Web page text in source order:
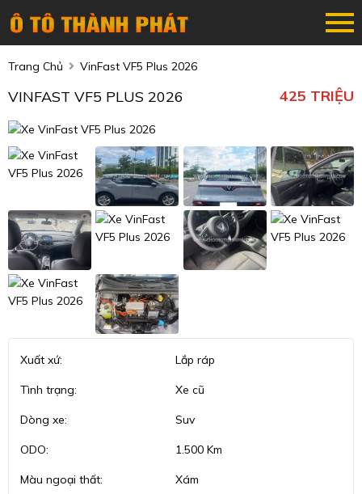
Trang Chủ VinFast VF5 Plus 2026
VINFAST VF5 PLUS 2026 425 TRIỆU
Xuất xứ: Lắp ráp
Tình trạng: Xe cũ
Dòng xe: Suv
ODO: 1.500 Km
Màu ngoại thất: Xám